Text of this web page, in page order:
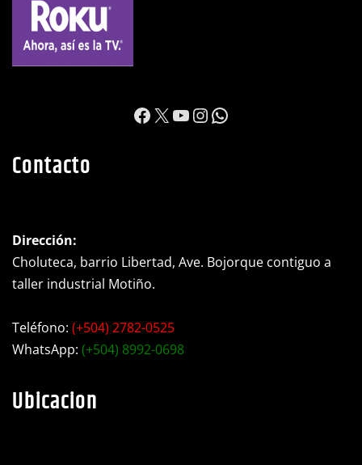
https://
X YouTube
Instagram
WhatsApp
Contacto
Dirección:
Choluteca, barrio Libertad, Ave. Bojorque contiguo a
taller industrial Motiño.
Teléfono: (+504) 2782-0525
WhatsApp: (+504) 8992-0698
Ubicacion